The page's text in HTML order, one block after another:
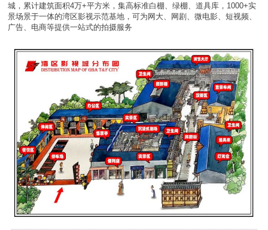
城，累计建筑面积4万+平方米，集高标准白棚、绿棚、道具库，1000+实
景场景于一体的湾区影视示范基地，可为网大、网剧、微电影、短视频、
广告、电商等提供一站式的拍摄服务